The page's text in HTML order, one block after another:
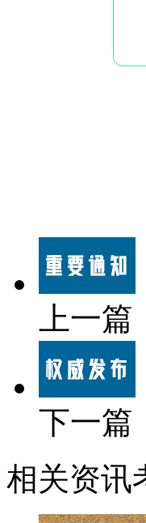
上一篇
下一篇
相关资讯